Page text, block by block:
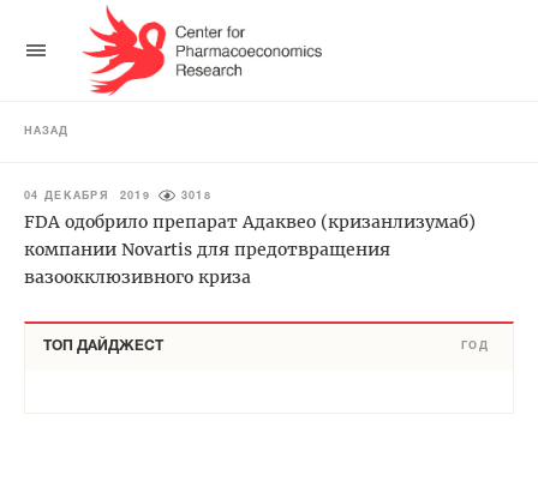
НАЗАД
04 ДЕКАБРЯ 2019 3018
FDA одобрило препарат Адаквео (кризанлизумаб)
компании Novartis для предотвращения
вазоокклюзивного криза
ТОП ДАЙДЖЕСТ ГОД